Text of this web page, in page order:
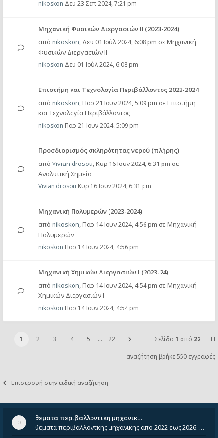
nikoskon Δευ 23 Σεπ 2024, 7:21 pm
Μηχανική Φυσικών Διεργασιών II (2023-2024)
από nikoskon, Δευ 01 Ιούλ 2024, 6:08 pm σε Μηχανική
Φυσικών Διεργασιών ΙΙ
nikoskon Δευ 01 Ιούλ 2024, 6:08 pm
Επιστήμη και Τεχνολογία Περιβάλλοντος 2023-2024
από nikoskon, Παρ 21 Ιουν 2024, 5:09 pm σε Επιστήμη
και Τεχνολογία Περιβάλλοντος
nikoskon Παρ 21 Ιουν 2024, 5:09 pm
Προσδιορισμός σκληρότητας νερού (πλήρης)
από Vivian drosou, Κυρ 16 Ιουν 2024, 6:31 pm σε
Αναλυτική Χημεία
Vivian drosou Κυρ 16 Ιουν 2024, 6:31 pm
Mηχανική Πολυμερών (2023-2024)
από nikoskon, Παρ 14 Ιουν 2024, 4:56 pm σε Μηχανική
Πολυμερών
nikoskon Παρ 14 Ιουν 2024, 4:56 pm
Μηχανική Χημικών Διεργασιών Ι (2023-24)
από nikoskon, Παρ 14 Ιουν 2024, 4:54 pm σε Μηχανική
Χημικών Διεργασιών Ι
nikoskon Παρ 14 Ιουν 2024, 4:54 pm
1 2 3 4 5 … 22 Σελίδα1 από 22 Η
αναζήτηση βρήκε 550 εγγραφές
Επιστροφή στην ειδική αναζήτηση
θεματα περιβαλλοντικη μηχανικ…
θεματα περιβαλλοντκης μηχανικης απο 2022 εως 2026. Δεν ειναι μεσα του Σεπτεμβιου του 2025. Αν τα εχει καποιος ας τα ανε